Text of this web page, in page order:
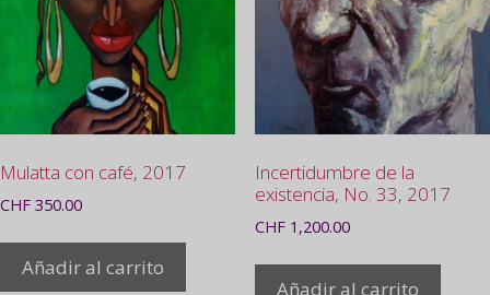
Mulatta con café, 2017
CHF 350.00
Añadir al carrito
Incertidumbre de la
existencia, No. 33, 2017
CHF1,200.00
Añadir al carrito